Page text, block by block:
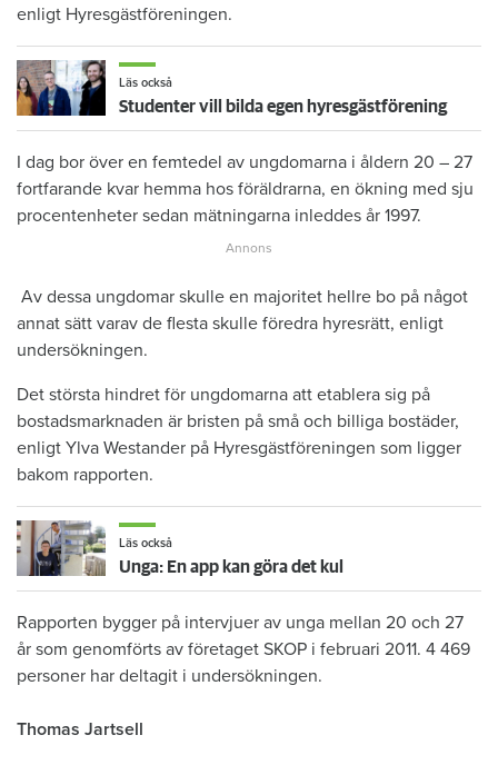
enligt Hyresgästföreningen.
Läs också
Studenter vill bilda egen hyresgästförening
I dag bor över en femtedel av ungdomarna i åldern 20 – 27
fortfarande kvar hemma hos föräldrarna, en ökning med sju
procentenheter sedan mätningarna inleddes år 1997.
Av dessa ungdomar skulle en majoritet hellre bo på något
annat sätt varav de flesta skulle föredra hyresrätt, enligt
undersökningen.
Det största hindret för ungdomarna att etablera sig på
bostadsmarknaden är bristen på små och billiga bostäder,
enligt Ylva Westander på Hyresgästföreningen som ligger
bakom rapporten.
Läs också
Unga: En app kan göra det kul
Rapporten bygger på intervjuer av unga mellan 20 och 27
år som genomförts av företaget SKOP i februari 2011. 4 469
personer har deltagit i undersökningen.
Thomas Jartsell